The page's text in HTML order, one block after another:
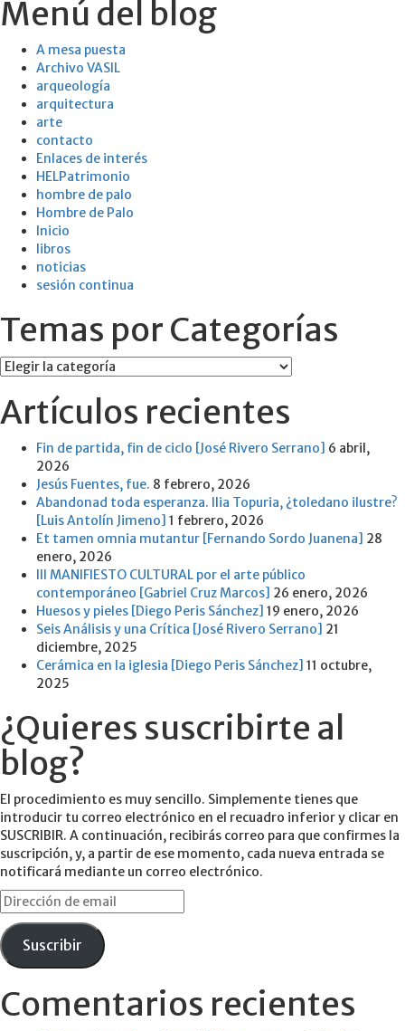
Menú del blog
A mesa puesta
Archivo VASIL
arqueología
arquitectura
arte
contacto
Enlaces de interés
HELPatrimonio
hombre de palo
Hombre de Palo
Inicio
libros
noticias
sesión continua
Temas por Categorías
Temas
Categorías
Artículos recientes
Fin de partida, fin de ciclo [José Rivero Serrano] 6 abril,
2026
Jesús Fuentes, fue. 8 febrero, 2026
Abandonad toda esperanza. Ilia Topuria, ¿toledano ilustre?
[Luis Antolín Jimeno] 1 febrero, 2026
Et tamen omnia mutantur [Fernando Sordo Juanena] 28
enero, 2026
III MANIFIESTO CULTURAL por el arte público
contemporáneo [Gabriel Cruz Marcos] 26 enero, 2026
Huesos y pieles [Diego Peris Sánchez] 19 enero, 2026
Seis Análisis y una Crítica [José Rivero Serrano] 21
diciembre, 2025
Cerámica en la iglesia [Diego Peris Sánchez] 11 octubre,
2025
¿Quieres suscribirte al
blog?
El procedimiento es muy sencillo. Simplemente tienes que
introducir tu correo electrónico en el recuadro inferior y clicar en
SUSCRIBIR. A continuación, recibirás correo para que confirmes la
suscripción, y, a partir de ese momento, cada nueva entrada se
notificará mediante un correo electrónico.
Dirección
de
email
Suscribir
Comentarios recientes